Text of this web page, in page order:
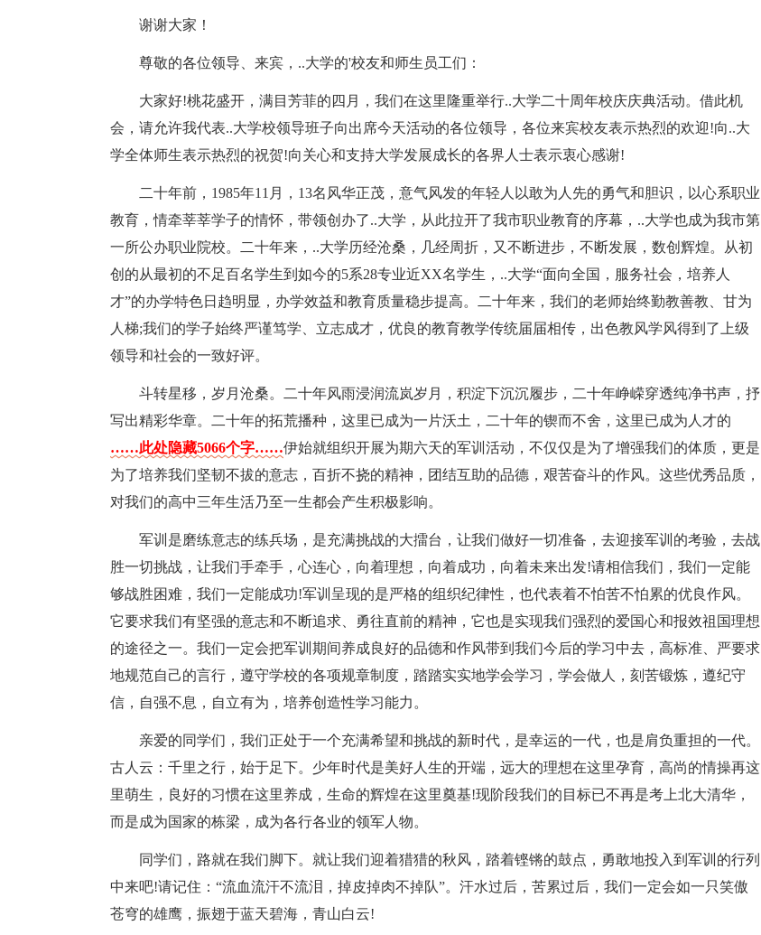
谢谢大家！
尊敬的各位领导、来宾，..大学的'校友和师生员工们：
大家好!桃花盛开，满目芳菲的四月，我们在这里隆重举行..大学二十周年校庆庆典活动。借此机
会，请允许我代表..大学校领导班子向出席今天活动的各位领导，各位来宾校友表示热烈的欢迎!向..大
学全体师生表示热烈的祝贺!向关心和支持大学发展成长的各界人士表示衷心感谢!
二十年前，1985年11月，13名风华正茂，意气风发的年轻人以敢为人先的勇气和胆识，以心系职业
教育，情牵莘莘学子的情怀，带领创办了..大学，从此拉开了我市职业教育的序幕，..大学也成为我市第
一所公办职业院校。二十年来，..大学历经沧桑，几经周折，又不断进步，不断发展，数创辉煌。从初
创的从最初的不足百名学生到如今的5系28专业近XX名学生，..大学“面向全国，服务社会，培养人
才”的办学特色日趋明显，办学效益和教育质量稳步提高。二十年来，我们的老师始终勤教善教、甘为
人梯;我们的学子始终严谨笃学、立志成才，优良的教育教学传统届届相传，出色教风学风得到了上级
领导和社会的一致好评。
斗转星移，岁月沧桑。二十年风雨浸润流岚岁月，积淀下沉沉履步，二十年峥嵘穿透纯净书声，抒
写出精彩华章。二十年的拓荒播种，这里已成为一片沃土，二十年的锲而不舍，这里已成为人才的
……此处隐藏5066个字……伊始就组织开展为期六天的军训活动，不仅仅是为了增强我们的体质，更是
为了培养我们坚韧不拔的意志，百折不挠的精神，团结互助的品德，艰苦奋斗的作风。这些优秀品质，
对我们的高中三年生活乃至一生都会产生积极影响。
军训是磨练意志的练兵场，是充满挑战的大擂台，让我们做好一切准备，去迎接军训的考验，去战
胜一切挑战，让我们手牵手，心连心，向着理想，向着成功，向着未来出发!请相信我们，我们一定能
够战胜困难，我们一定能成功!军训呈现的是严格的组织纪律性，也代表着不怕苦不怕累的优良作风。
它要求我们有坚强的意志和不断追求、勇往直前的精神，它也是实现我们强烈的爱国心和报效祖国理想
的途径之一。我们一定会把军训期间养成良好的品德和作风带到我们今后的学习中去，高标准、严要求
地规范自己的言行，遵守学校的各项规章制度，踏踏实实地学会学习，学会做人，刻苦锻炼，遵纪守
信，自强不息，自立有为，培养创造性学习能力。
亲爱的同学们，我们正处于一个充满希望和挑战的新时代，是幸运的一代，也是肩负重担的一代。
古人云：千里之行，始于足下。少年时代是美好人生的开端，远大的理想在这里孕育，高尚的情操再这
里萌生，良好的习惯在这里养成，生命的辉煌在这里奠基!现阶段我们的目标已不再是考上北大清华，
而是成为国家的栋梁，成为各行各业的领军人物。
同学们，路就在我们脚下。就让我们迎着猎猎的秋风，踏着铿锵的鼓点，勇敢地投入到军训的行列
中来吧!请记住：“流血流汗不流泪，掉皮掉肉不掉队”。汗水过后，苦累过后，我们一定会如一只笑傲
苍穹的雄鹰，振翅于蓝天碧海，青山白云!